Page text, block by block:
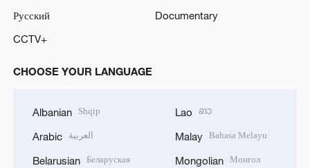
Русский
Documentary
CCTV+
CHOOSE YOUR LANGUAGE
Albanian Shqip
Arabic العربية
Belarusian Беларуская
Lao ລາວ
Malay Bahasa Melayu
Mongolian Монгол